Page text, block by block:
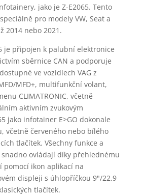
jako je Z-E2065. Tento
pro modely VW, Seat a
2014 nebo 2021.
je připojen k palubní elektronice
sběrnice CAN a podporuje
ve vozidlech VAG z
MFD+, multifunkční volant,
CLIMATRONIC, včetně
aktivním zvukovým
jako infotainer E>GO dokonale
včetně červeného nebo bílého
tlačítek. Všechny funkce a
ovládají díky přehlednému
pomocí ikon aplikací na
displeji s úhlopříčkou 9"/22,9
tlačítek.